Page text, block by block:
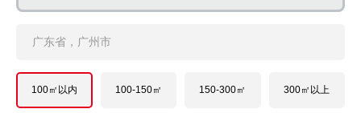
广东省，广州市
100㎡以内 100-150㎡ 150-300㎡ 300㎡以上